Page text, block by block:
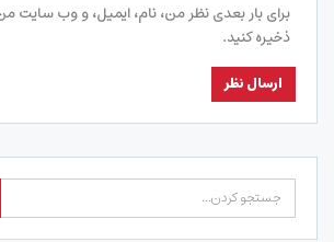
برای بار بعدی نظر من، نام، ایمیل، و وب سایت
ذخیره کنید.